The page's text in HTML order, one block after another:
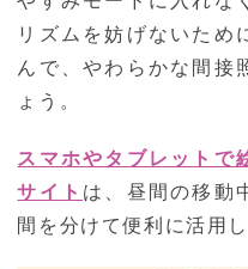
リズムを妨げないため
んで、やわらかな間接
ょう。
スマホやタブレットで
サイト は、昼間の移動
間を分けて便利に活用